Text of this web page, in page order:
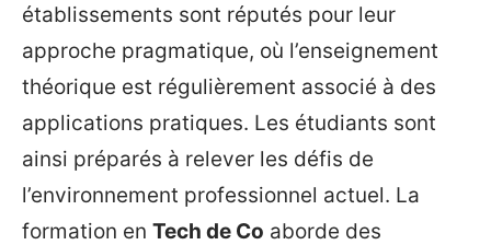
établissements sont réputés pour leur
approche pragmatique, où l’enseignement
théorique est régulièrement associé à des
applications pratiques. Les étudiants sont
ainsi préparés à relever les défis de
l’environnement professionnel actuel. La
formation en Tech de Co aborde des